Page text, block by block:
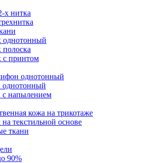
х нитка
однотонный
с принтом
однотонный
напылением
кожа на трикотаже
текстильной основе
ткани
90%